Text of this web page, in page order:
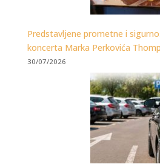
Predstavljene prometne i
koncerta Marka Perkovića
30/07/2026